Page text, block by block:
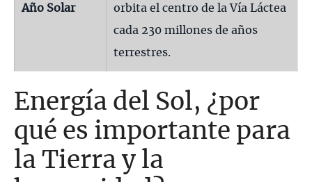
Año Solar
orbita el centro de la Vía Láctea
cada 230 millones de años
terrestres.
Energía del Sol, ¿por
qué es importante para
la Tierra y la